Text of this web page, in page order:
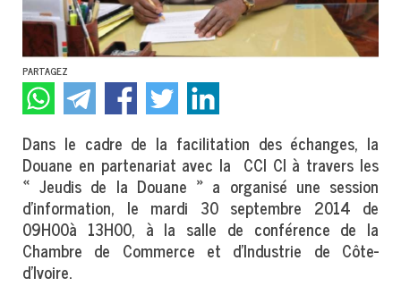
PARTAGEZ
Dans le cadre de la facilitation des échanges, la
Douane en partenariat avec la CCI CI à travers les
« Jeudis de la Douane » a organisé une session
d’information, le mardi 30 septembre 2014 de
09H00à 13H00, à la salle de conférence de la
Chambre de Commerce et d’Industrie de Côte-
d’Ivoire.